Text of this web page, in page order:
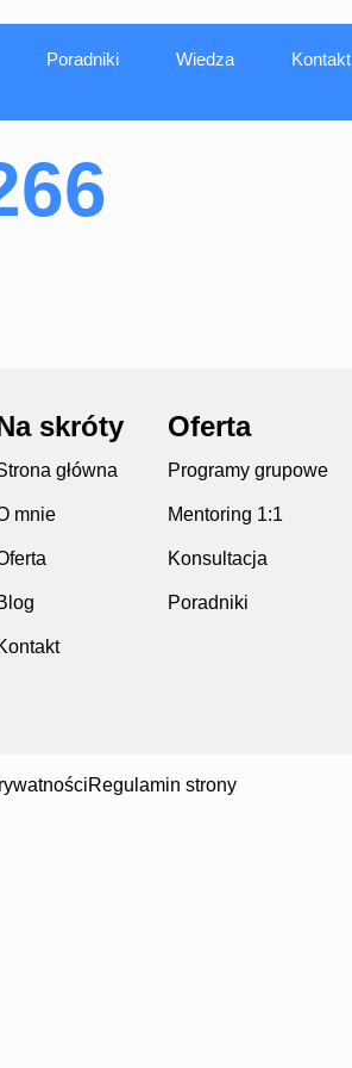
Poradniki Wiedza Kontakt
skróty
główna
mnie
Oferta
Programy grupowe
Mentoring 1:1
Konsultacja
Poradniki
Regulamin strony